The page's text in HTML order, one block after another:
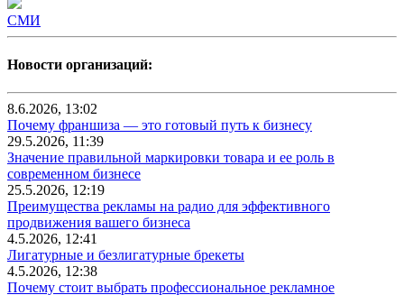
СМИ
Новости организаций:
8.6.2026, 13:02
Почему франшиза — это готовый путь к бизнесу
29.5.2026, 11:39
Значение правильной маркировки товара и ее роль в
современном бизнесе
25.5.2026, 12:19
Преимущества рекламы на радио для эффективного
продвижения вашего бизнеса
4.5.2026, 12:41
Лигатурные и безлигатурные брекеты
4.5.2026, 12:38
Почему стоит выбрать профессиональное рекламное